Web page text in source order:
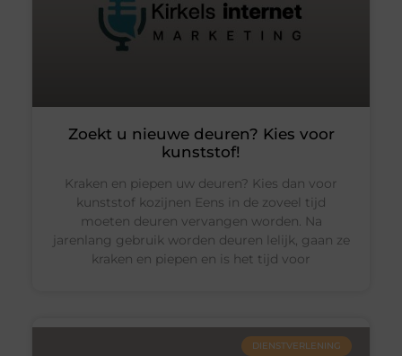
Zoekt u nieuwe deuren? Kies voor
kunststof!
Kraken en piepen uw deuren? Kies dan voor
kunststof kozijnen Eens in de zoveel tijd
moeten deuren vervangen worden. Na
jarenlang gebruik worden deuren lelijk, gaan ze
kraken en piepen en is het tijd voor
DIENSTVERLENING